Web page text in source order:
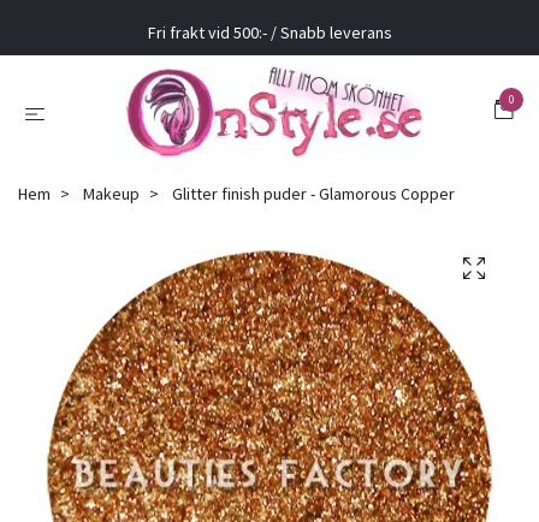
Fri frakt vid 500:- / Snabb leverans
0
Hem Makeup Glitter finish puder - Glamorous Copper